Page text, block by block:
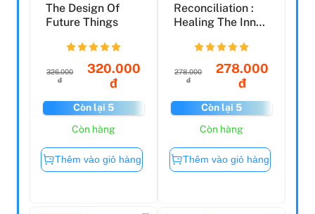
The Design Of
Future Things
326.000
đ
320.000
đ
Còn lại 5
Còn hàng
Thêm vào giỏ hàng
Reconciliation :
Healing The Inner
278.000
đ
278.000
đ
Còn lại 5
Còn hàng
Thêm vào giỏ hàng